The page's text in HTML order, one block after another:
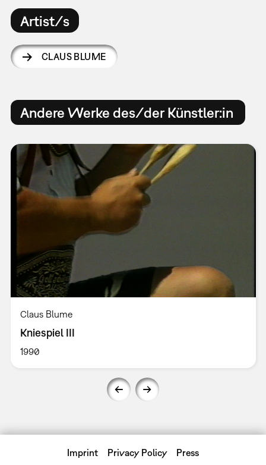
Artist/s
CLAUS BLUME
Andere Werke des/der Künstler:in
Claus Blume
Kniespiel III
1990
Imprint Privacy Policy Press